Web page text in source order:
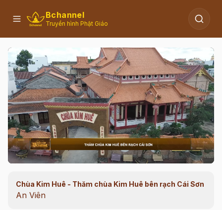
Bchannel
Truyền hình Phật Giáo
00:11/02:44
Chùa Kim Huê - Thăm chùa Kim Huê bên rạch Cái Sơn
An Viên